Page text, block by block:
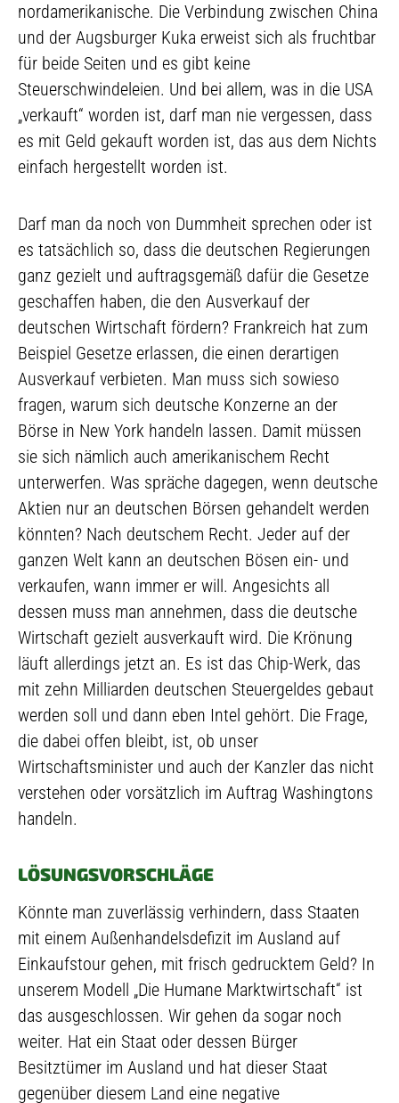
nordamerikanische. Die Verbindung zwischen China
und der Augsburger Kuka erweist sich als fruchtbar
für beide Seiten und es gibt keine
Steuerschwindeleien. Und bei allem, was in die USA
„verkauft“ worden ist, darf man nie vergessen, dass
es mit Geld gekauft worden ist, das aus dem Nichts
einfach hergestellt worden ist.
Darf man da noch von Dummheit sprechen oder ist
es tatsächlich so, dass die deutschen Regierungen
ganz gezielt und auftragsgemäß dafür die Gesetze
geschaffen haben, die den Ausverkauf der
deutschen Wirtschaft fördern? Frankreich hat zum
Beispiel Gesetze erlassen, die einen derartigen
Ausverkauf verbieten. Man muss sich sowieso
fragen, warum sich deutsche Konzerne an der
Börse in New York handeln lassen. Damit müssen
sie sich nämlich auch amerikanischem Recht
unterwerfen. Was spräche dagegen, wenn deutsche
Aktien nur an deutschen Börsen gehandelt werden
könnten? Nach deutschem Recht. Jeder auf der
ganzen Welt kann an deutschen Bösen ein- und
verkaufen, wann immer er will. Angesichts all
dessen muss man annehmen, dass die deutsche
Wirtschaft gezielt ausverkauft wird. Die Krönung
läuft allerdings jetzt an. Es ist das Chip-Werk, das
mit zehn Milliarden deutschen Steuergeldes gebaut
werden soll und dann eben Intel gehört. Die Frage,
die dabei offen bleibt, ist, ob unser
Wirtschaftsminister und auch der Kanzler das nicht
verstehen oder vorsätzlich im Auftrag Washingtons
handeln.
LÖSUNGSVORSCHLÄGE
Könnte man zuverlässig verhindern, dass Staaten
mit einem Außenhandelsdefizit im Ausland auf
Einkaufstour gehen, mit frisch gedrucktem Geld? In
unserem Modell „Die Humane Marktwirtschaft“ ist
das ausgeschlossen. Wir gehen da sogar noch
weiter. Hat ein Staat oder dessen Bürger
Besitztümer im Ausland und hat dieser Staat
gegenüber diesem Land eine negative